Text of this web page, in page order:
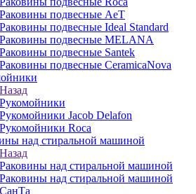
Раковины подвесные AeT
Раковины подвесные Ideal Standard
Раковины подвесные MELANA
Раковины подвесные Santek
Раковины подвесные CeramicaNova
Назад
Рукомойники
Рукомойники Jacob Delafon
Рукомойники Roca
над стиральной машиной
Назад
Раковины над стиральной машиной
Раковины над стиральной машиной
СанТа